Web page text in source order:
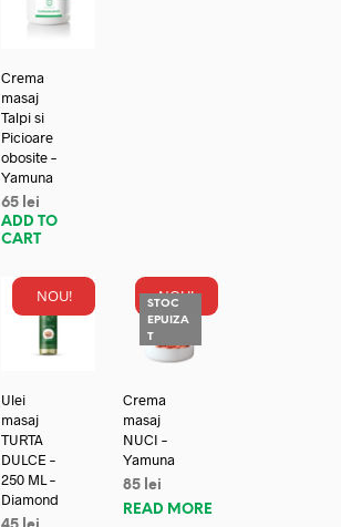
Crema
masaj
Talpi si
Picioare
obosite –
Yamuna
65 lei
ADD TO
CART
NOU!
Ulei
masaj
TURTA
DULCE –
250 ML –
Diamond
NOU!
STOC
EPUIZA
T
Crema
masaj
NUCI –
Yamuna
85 lei
READ MORE